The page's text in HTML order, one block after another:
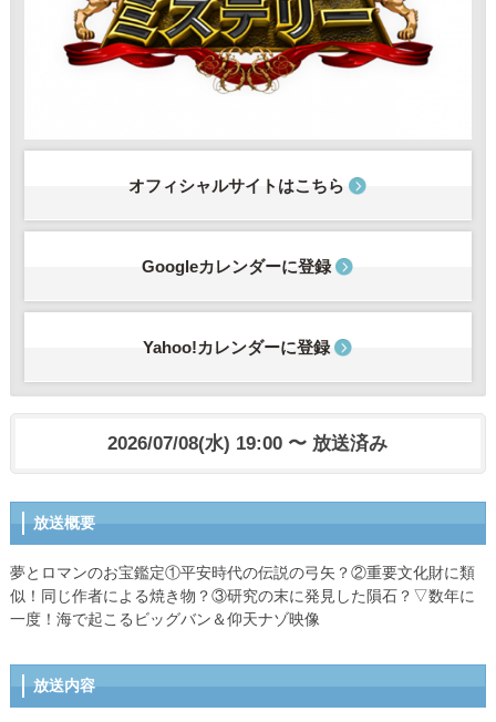
オフィシャルサイトはこちら
Googleカレンダーに登録
Yahoo!カレンダーに登録
2026/07/08(水) 19:00 〜 放送済み
放送概要
夢とロマンのお宝鑑定①平安時代の伝説の弓矢？②重要文化財に類
似！同じ作者による焼き物？③研究の末に発見した隕石？▽数年に
一度！海で起こるビッグバン＆仰天ナゾ映像
放送内容